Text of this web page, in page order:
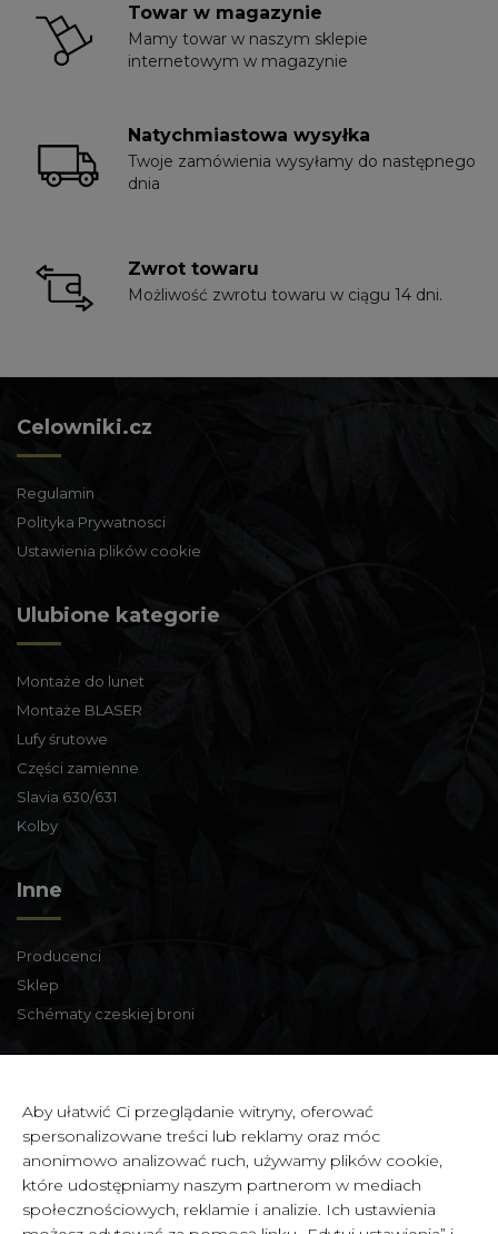
Towar w magazynie
Mamy towar w naszym sklepie
internetowym w magazynie
Natychmiastowa wysyłka
Twoje zamówienia wysyłamy do następnego
dnia
Zwrot towaru
Możliwość zwrotu towaru w ciągu 14 dni.
Celowniki.cz
Regulamin
Polityka Prywatnosci
Ustawienia plików cookie
Ulubione kategorie
Montaże do lunet
Montaże BLASER
Lufy śrutowe
Części zamienne
Slavia 630/631
Kolby
Inne
Producenci
Sklep
Schématy czeskiej broni
Zbraně a střelivo Karviná
Zámecká 99,
Karviná - Fryštát,
733 01 CZECH REPUBLIC
Aby ułatwić Ci przeglądanie witryny, oferować
spersonalizowane treści lub reklamy oraz móc
anonimowo analizować ruch, używamy plików cookie,
które udostępniamy naszym partnerom w mediach
społecznościowych, reklamie i analizie. Ich ustawienia